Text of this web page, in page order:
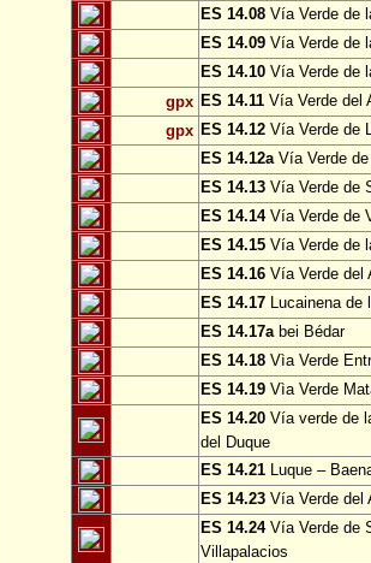
ES 14.08 Vía Verde de
ES 14.09 Vía Verde de
ES 14.10 Vía Verde de
gpx ES 14.11 Vía Verde del
gpx ES 14.12 Vía Verde de
ES 14.12aVía Verde de
ES 14.13 Vía Verde de
ES 14.14Vía Verde de
ES 14.15 Vía Verde de
ES 14.16 Vía Verde del
ES 14.17 Lucainena de
ES 14.17abei Bédar
ES 14.18 Vìa Verde
ES 14.19 Vìa Verde
ES 14.20 Vía verde de
del Duque
ES 14.21 Luque –
ES 14.23 Vía Verde del
ES 14.24Vía Verde de
Villapalacios